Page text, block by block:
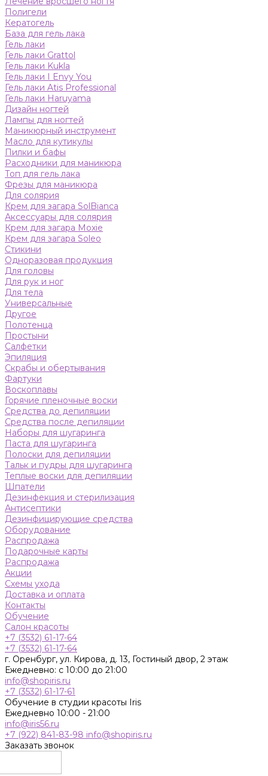
Полигели
Кератогель
База для гель лака
Гель лаки
Гель лаки Grattol
Гель лаки Kukla
Гель лаки I Envy You
Гель лаки Atis Professional
Гель лаки Haruyama
Дизайн ногтей
Лампы для ногтей
Маникюрный инструмент
Масло для кутикулы
Пилки и бафы
Расходники для маникюра
Топ для гель лака
Фрезы для маникюра
Для солярия
Крем для загара SolBianca
Аксессуары для солярия
Крем для загара Moxie
Крем для загара Soleo
Стикини
Одноразовая продукция
Для головы
Для рук и ног
Для тела
Универсальные
Другое
Полотенца
Простыни
Салфетки
Эпиляция
Скрабы и обертывания
Фартуки
Воскоплавы
Горячие пленочные воски
Средства до депиляции
Средства после депиляции
Наборы для шугаринга
Паста для шугаринга
Полоски для депиляции
Тальк и пудры для шугаринга
Теплые воски для депиляции
Шпатели
Дезинфекция и стерилизация
Антисептики
Дезинфицирующие средства
Оборудование
Распродажа
Подарочные карты
Распродажа
Акции
Схемы ухода
Доставка и оплата
Контакты
Обучение
Салон красоты
+7 (3532) 61-17-64
+7 (3532) 61-17-64
г. Оренбург, ул. Кирова, д. 13, Гостиный двор, 2 этаж
Ежедневно: с 10:00 до 21:00
info@shopiris.ru
+7 (3532) 61-17-61
Обучение в студии красоты Iris
Ежедневно 10:00 - 21:00
info@iris56.ru
+7 (922) 841-83-98 info@shopiris.ru
Заказать звонок